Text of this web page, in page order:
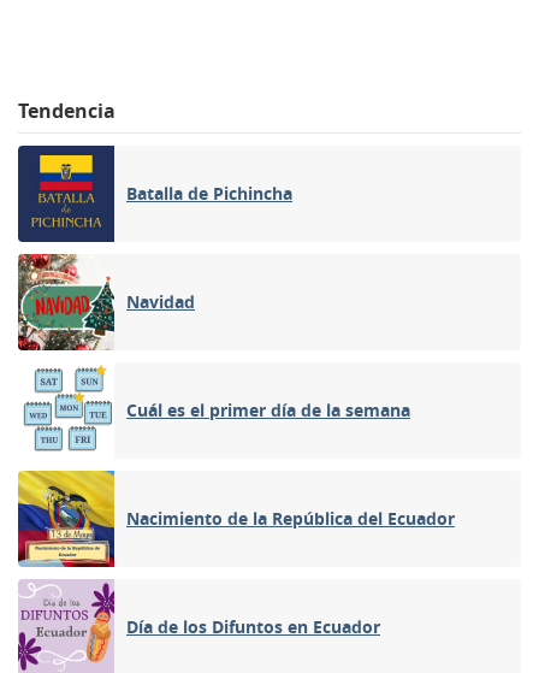
Tendencia
Batalla de Pichincha
Navidad
Cuál es el primer día de la semana
Nacimiento de la República del Ecuador
Día de los Difuntos en Ecuador